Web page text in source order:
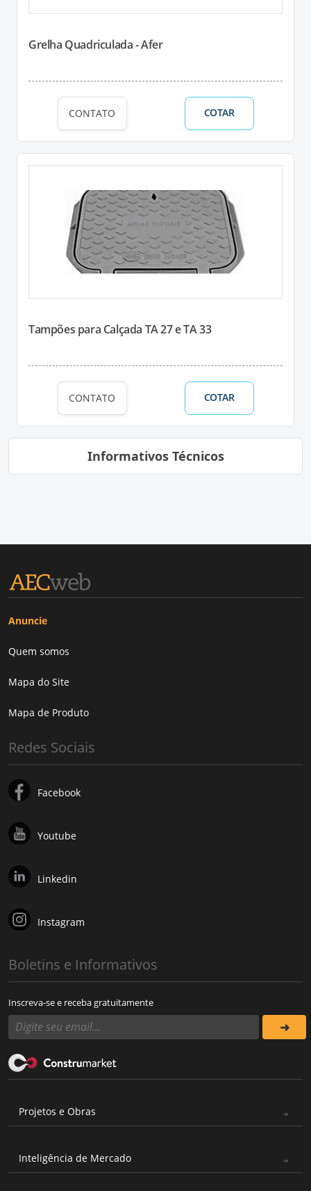
Grelha Quadriculada - Afer
CONTATO COTAR
Tampões para Calçada TA 27 e TA 33
CONTATO COTAR
Informativos Técnicos
Anuncie
Quem somos
Mapa do Site
Mapa de Produto
Redes Sociais
Facebook
Youtube
Linkedin
Instagram
Boletins e Informativos
Inscreva-se e receba gratuitamente
Projetos e Obras
Inteligência de Mercado